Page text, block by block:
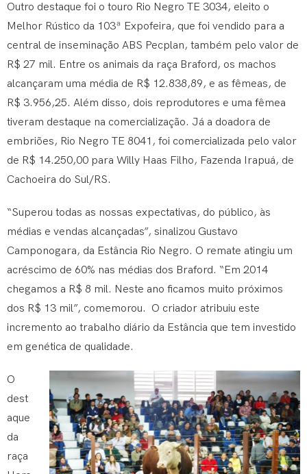
Outro destaque foi o touro Rio Negro TE 3034, eleito o
Melhor Rústico da 103ª Expofeira, que foi vendido para a
central de inseminação ABS Pecplan, também pelo valor de
R$ 27 mil. Entre os animais da raça Braford, os machos
alcançaram uma média de R$ 12.838,89, e as fêmeas, de
R$ 3.956,25. Além disso, dois reprodutores e uma fêmea
tiveram destaque na comercialização. Já a doadora de
embriões, Rio Negro TE 8041, foi comercializada pelo valor
de R$ 14.250,00 para Willy Haas Filho, Fazenda Irapuá, de
Cachoeira do Sul/RS.
“Superou todas as nossas expectativas, do público, às
médias e vendas alcançadas”, sinalizou Gustavo
Camponogara, da Estância Rio Negro. O remate atingiu um
acréscimo de 60% nas médias dos Braford. “Em 2014
chegamos a R$ 8 mil. Neste ano ficamos muito próximos
dos R$ 13 mil”, comemorou. O criador atribuiu este
incremento ao trabalho diário da Estância que tem investido
em genética de qualidade.
O
dest
aque
da
raça